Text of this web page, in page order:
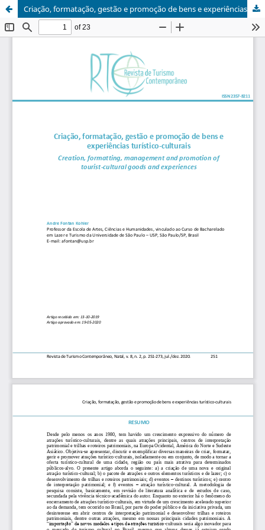
Criação, formatação, gestão e promoção de bens e experiências turístico-culturais